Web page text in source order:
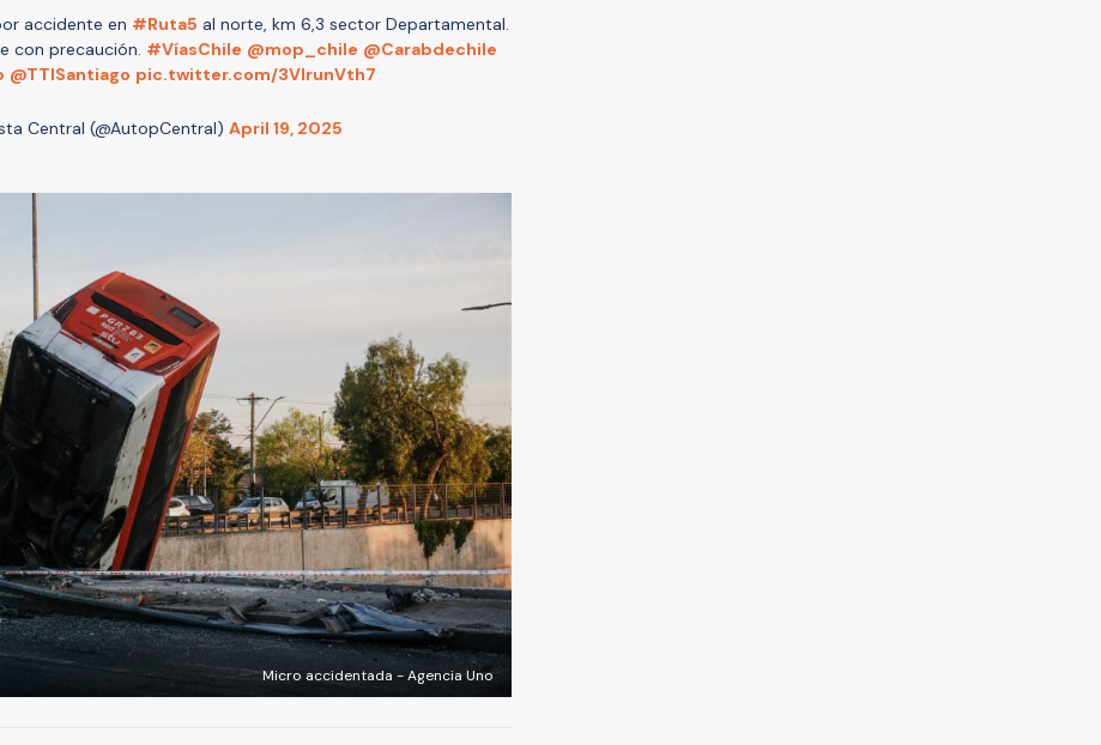
accidente en #Ruta5 al norte, km 6,3 sector Departamental.
con precaución. #VíasChile @mop_chile @Carabdechile
@TTISantiago pic.twitter.com/3VlrunVth7
Central (@AutopCentral) April 19, 2025
Micro accidentada - Agencia Uno